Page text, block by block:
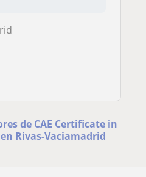
de CAE Certificate in
Rivas-Vaciamadrid